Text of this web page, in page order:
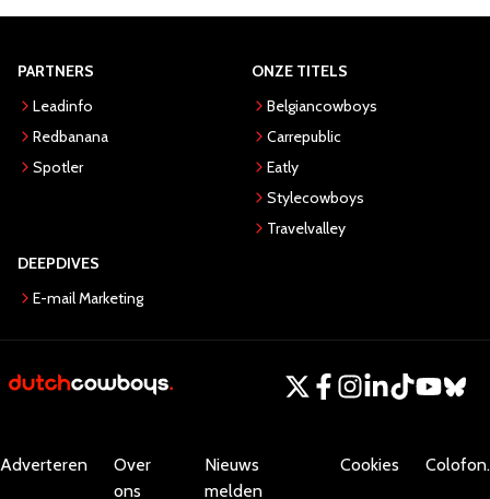
PARTNERS
Leadinfo
Redbanana
Spotler
ONZE TITELS
Belgiancowboys
Carrepublic
Eatly
Stylecowboys
Travelvalley
DEEPDIVES
E-mail Marketing
Adverteren
Over
ons
Nieuws
melden
Cookies Colofon.